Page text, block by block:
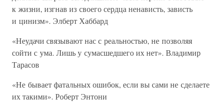
к жизни, изгнав из своего сердца ненависть, зависть
и цинизм». Элберт Хаббард
«Неудачи связывают нас с реальностью, не позволяя
сойти с ума. Лишь у сумасшедшего их нет». Владимир
Тарасов
«Не бывает фатальных ошибок, если вы сами не сделаете
их такими». Роберт Энтони